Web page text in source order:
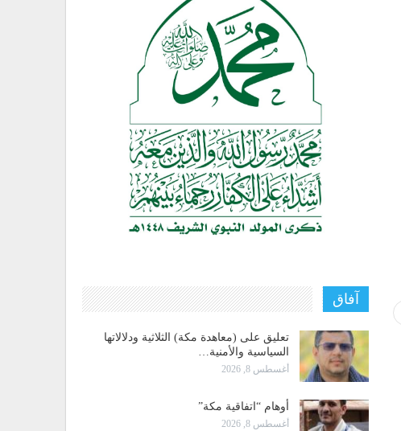
آفاق
تعليق على (معاهدة مكة) الثلاثية ودلالاتها
السياسية والأمنية…
أغسطس 8, 2026
أوهام “اتفاقية مكة”
أغسطس 8, 2026